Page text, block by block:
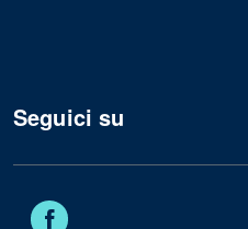
Seguici su